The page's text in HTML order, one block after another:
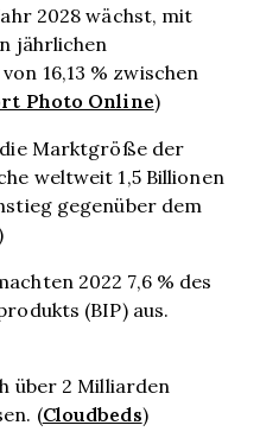
2028 wächst, mit
jährlichen
16,13 % zwischen
Photo Online)
Marktgröße der
weltweit 1,5 Billionen
gegenüber dem
2022 7,6 % des
(BIP) aus.
über 2 Milliarden
(Cloudbeds)